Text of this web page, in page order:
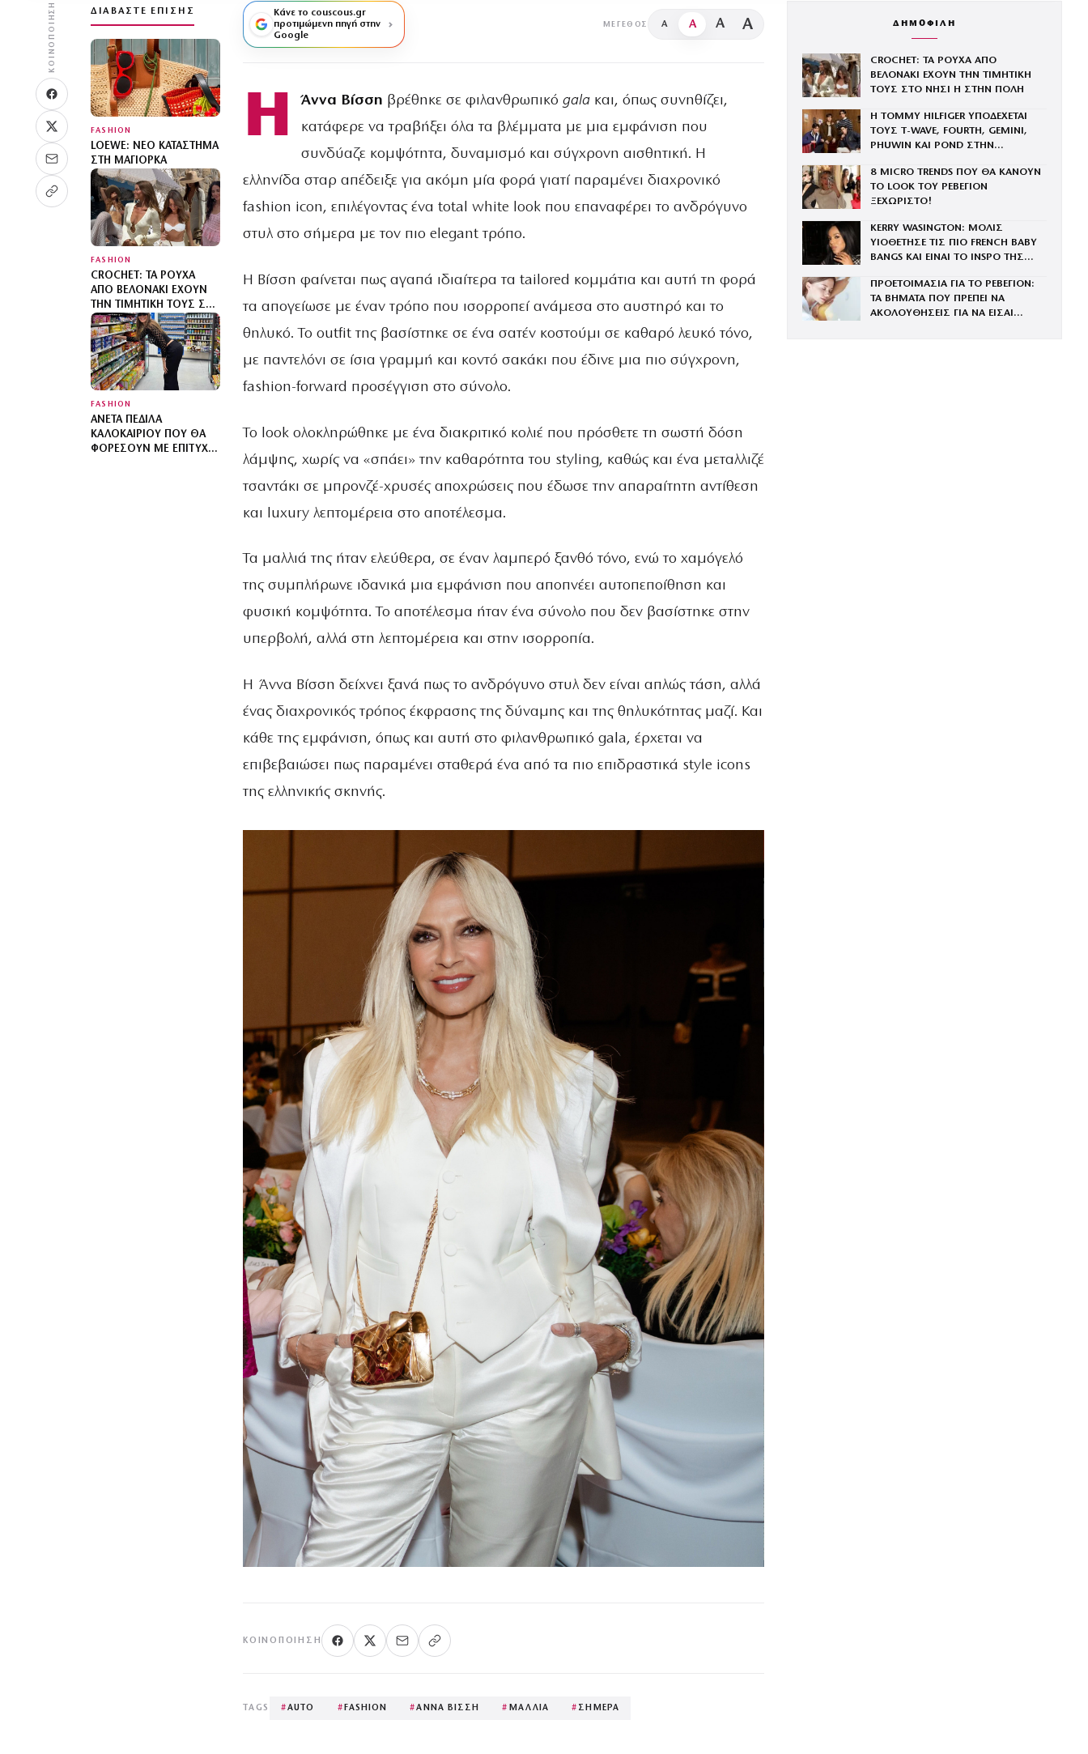
ΚΟΙΝΟΠΟΊΗΣΗ ΔΙΑΒΆΣΤΕ ΕΠΊΣΗΣ
FASHION
LOEWE: ΝΈΟ ΚΑΤΆΣΤΗΜΑ
ΣΤΗ ΜΑΓΙΌΡΚΑ
FASHION
CROCHET: ΤΑ ΡΟΎΧΑ
ΑΠΌ ΒΕΛΟΝΆΚΙ ΈΧΟΥΝ
ΤΗΝ ΤΙΜΗΤΙΚΉ ΤΟΥΣ ΣΤΟ
ΝΗΣΊ Ή ΣΤΗΝ ΠΌΛΗ
FASHION
ΆΝΕΤΑ ΠΈΔΙΛΑ
ΚΑΛΟΚΑΙΡΙΟΎ ΠΟΥ ΘΑ
ΦΟΡΈΣΟΥΝ ΜΕ ΕΠΙΤΥΧΊΑ
Κάνε το couscous.gr
προτιμώμενη πηγή στην
Google
ΜΈΓΕΘΟΣ A A A A
Η Άννα Βίσση βρέθηκε σε φιλανθρωπικό gala και, όπως συνηθίζει,
κατάφερε να τραβήξει όλα τα βλέμματα με μια εμφάνιση που
συνδύαζε κομψότητα, δυναμισμό και σύγχρονη αισθητική. Η
ελληνίδα σταρ απέδειξε για ακόμη μία φορά γιατί παραμένει διαχρονικό
fashion icon, επιλέγοντας ένα total white look που επαναφέρει το ανδρόγυνο
στυλ στο σήμερα με τον πιο elegant τρόπο.
Η Βίσση φαίνεται πως αγαπά ιδιαίτερα τα tailored κομμάτια και αυτή τη φορά
τα απογείωσε με έναν τρόπο που ισορροπεί ανάμεσα στο αυστηρό και το
θηλυκό. Το outfit της βασίστηκε σε ένα σατέν κοστούμι σε καθαρό λευκό τόνο,
με παντελόνι σε ίσια γραμμή και κοντό σακάκι που έδινε μια πιο σύγχρονη,
fashion-forward προσέγγιση στο σύνολο.
Το look ολοκληρώθηκε με ένα διακριτικό κολιέ που πρόσθετε τη σωστή δόση
λάμψης, χωρίς να «σπάει» την καθαρότητα του styling, καθώς και ένα μεταλλιζέ
τσαντάκι σε μπρονζέ-χρυσές αποχρώσεις που έδωσε την απαραίτητη αντίθεση
και luxury λεπτομέρεια στο αποτέλεσμα.
Τα μαλλιά της ήταν ελεύθερα, σε έναν λαμπερό ξανθό τόνο, ενώ το χαμόγελό
της συμπλήρωνε ιδανικά μια εμφάνιση που αποπνέει αυτοπεποίθηση και
φυσική κομψότητα. Το αποτέλεσμα ήταν ένα σύνολο που δεν βασίστηκε στην
υπερβολή, αλλά στη λεπτομέρεια και στην ισορροπία.
Η Άννα Βίσση δείχνει ξανά πως το ανδρόγυνο στυλ δεν είναι απλώς τάση, αλλά
ένας διαχρονικός τρόπος έκφρασης της δύναμης και της θηλυκότητας μαζί. Και
κάθε της εμφάνιση, όπως και αυτή στο φιλανθρωπικό gala, έρχεται να
επιβεβαιώσει πως παραμένει σταθερά ένα από τα πιο επιδραστικά style icons
της ελληνικής σκηνής.
ΚΟΙΝΟΠΟΊΗΣΗ
TAGS #AUTO # FASHION #ΑΝΝΑ ΒΙΣΣΗ # ΜΑΛΛΙΑ # ΣΗΜΕΡΑ
ΔΗΜΟΦΙΛΗ
CROCHET: ΤΑ ΡΟΥΧΑ ΑΠΟ
ΒΕΛΟΝΑΚΙ ΕΧΟΥΝ ΤΗΝ ΤΙΜΗΤΙΚΗ
ΤΟΥΣ ΣΤΟ ΝΗΣΙ Η ΣΤΗΝ ΠΟΛΗ
Η TOMMY HILFIGER ΥΠΟΔΕΧΕΤΑΙ
ΤΟΥΣ Τ-WAVE, FOURTH, GEMINI,
PHUWIN ΚΑΙ POND ΣΤΗΝ
8 MICRO TRENDS ΠΟΥ ΘΑ ΚΑΝΟΥΝ
ΤΟ LOOK ΤΟΥ ΡΕΒΕΓΙΟΝ
ΞΕΧΩΡΙΣΤΟ!
KERRY WASINGTON: ΜΟΛΙΣ
ΥΙΟΘΕΤΗΣΕ ΤΙΣ ΠΙΟ FRENCH BABY
BANGS ΚΑΙ ΕΙΝΑΙ ΤΟ INSPO ΤΗΣ
ΠΡΟΕΤΟΙΜΑΣΙΑ ΓΙΑ ΤΟ ΡΕΒΕΓΙΟΝ:
ΤΑ ΒΗΜΑΤΑ ΠΟΥ ΠΡΕΠΕΙ ΝΑ
ΑΚΟΛΟΥΘΗΣΕΙΣ ΓΙΑ ΝΑ ΕΙΣΑΙ